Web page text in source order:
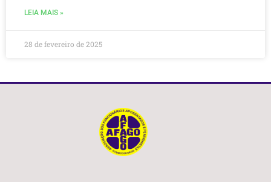
LEIA MAIS »
28 de fevereiro de 2025